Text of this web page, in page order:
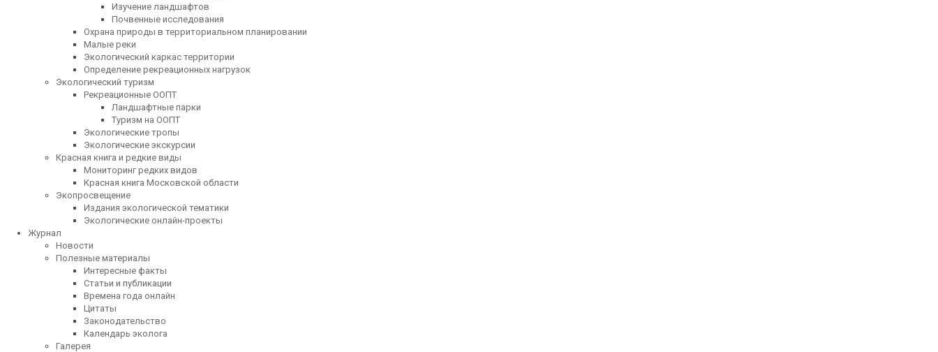
Изучение ландшафтов
Почвенные исследования
Охрана природы в территориальном планировании
Малые реки
Экологический каркас территории
Определение рекреационных нагрузок
Экологический туризм
Рекреационные ООПТ
Ландшафтные парки
Туризм на ООПТ
Экологические тропы
Экологические экскурсии
Красная книга и редкие виды
Мониторинг редких видов
Красная книга Московской области
Экопросвещение
Издания экологической тематики
Экологические онлайн-проекты
Журнал
Новости
Полезные материалы
Интересные факты
Статьи и публикации
Времена года онлайн
Цитаты
Законодательство
Календарь эколога
Галерея